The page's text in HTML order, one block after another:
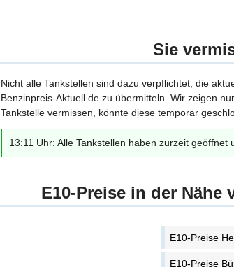
Sie
Nicht alle Tankstellen sind dazu verpflichtet, die
Benzinpreis-Aktuell.de zu übermitteln. Wir zeigen
Tankstelle vermissen, könnte diese temporär
13:11 Uhr: Alle Tankstellen haben zurzeit
E10-Preise in der
E10-Preise
E10-Preise